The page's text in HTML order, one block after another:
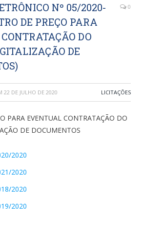
Nº 05/2020-
DE PREÇO PARA
DO
DE
0
22 DE JULHO DE 2020 LICITAÇÕES
PARA EVENTUAL CONTRATAÇÃO DO
DE DOCUMENTOS
2020
2020
2020
2020